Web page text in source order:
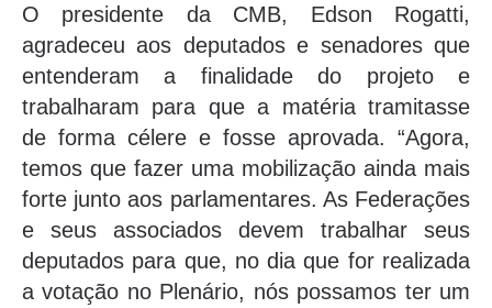
O presidente da CMB, Edson Rogatti,
agradeceu aos deputados e senadores que
entenderam a finalidade do projeto e
trabalharam para que a matéria tramitasse
de forma célere e fosse aprovada. “Agora,
temos que fazer uma mobilização ainda mais
forte junto aos parlamentares. As Federações
e seus associados devem trabalhar seus
deputados para que, no dia que for realizada
a votação no Plenário, nós possamos ter um